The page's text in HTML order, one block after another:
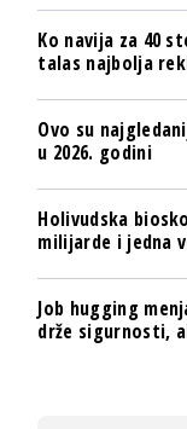
Ko navija za 40
talas najbolja
Ovo su
u 2026. godini
Holivudska
milijarde i jedna
Job hugging
drže sigurnosti,